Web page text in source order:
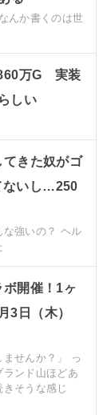
んか書くのは世
860万G 実装
しい
きた奴がゴ
ないし…250
な強いの？ ヘル
ボ開催！1ヶ
3日（木）
ませんか？」 っ
ンド山ほどあ
そうな感じ